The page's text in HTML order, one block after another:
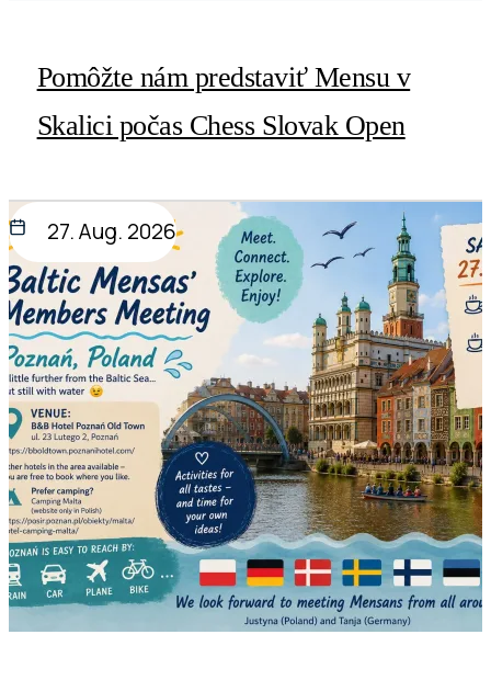
Pomôžte nám predstaviť Mensu v
Skalici počas Chess Slovak Open
27. Aug. 2026